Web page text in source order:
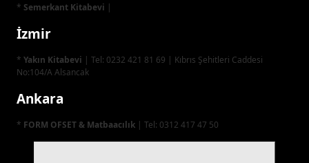
* Semerkant Kitabevi |
İzmir
* Yakın Kitabevi | Tel: 0232 421 81 69 | Kıbrıs Şehitleri Caddesi
No:104/A Alsancak
Ankara
* FORM OFSET & Matbaacılık | Tel: 0312 417 47 50